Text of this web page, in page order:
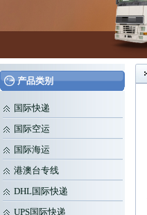
产品类别
国际快递
国际空运
国际海运
港澳台专线
DHL国际快递
UPS国际快递